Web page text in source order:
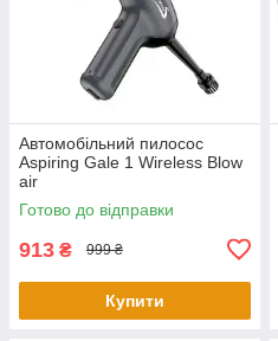
Автомобільний пилосос
Aspiring Gale 1 Wireless Blow
air
Готово до відправки
913 ₴ 999 ₴
Купити